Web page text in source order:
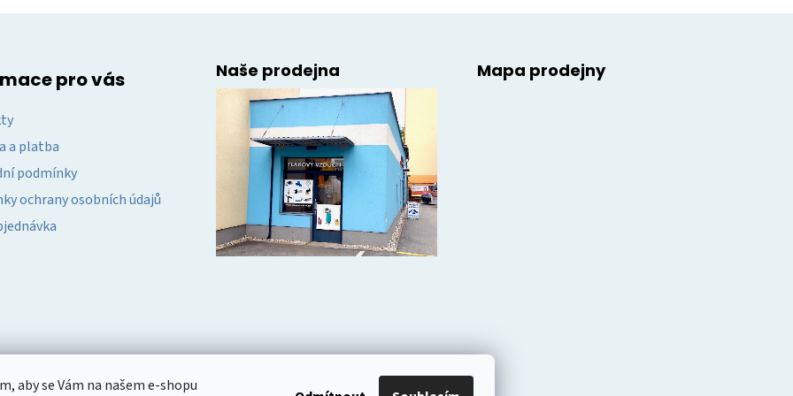
aby se Vám na našem e-shopu
ý
i
s
u
pro vás
a platba
podmínky
ochrany osobních údajů
Naše prodejna Mapa prodejny